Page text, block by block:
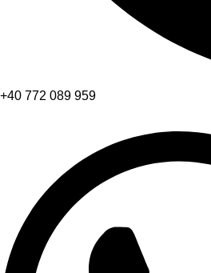
+40 772 089 959